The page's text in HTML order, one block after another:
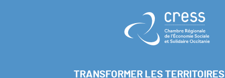
Retour à l'accueil
TRANSFORMER LES TERRITOIRES